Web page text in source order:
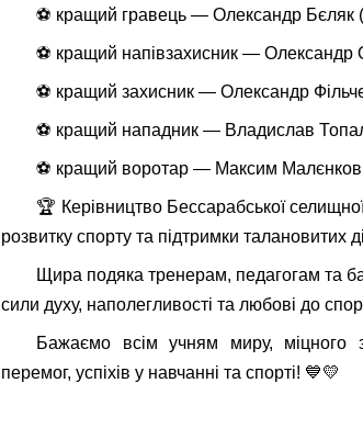
⚽️ кращий гравець — Олександр Бєляк
⚽️ кращий напівзахисник — Олександр
⚽️ кращий захисник — Олександр
⚽️ кращий нападник — Владислав
⚽️ кращий воротар — Максим Малєнков
🏆 Керівництво Бессарабської
розвитку спорту та підтримки талановитих
Щира подяка тренерам, педагогам та
сили духу, наполегливості та любові до
Бажаємо всім учням миру, міцного
перемог, успіхів у навчанні та спорті! 💙💛